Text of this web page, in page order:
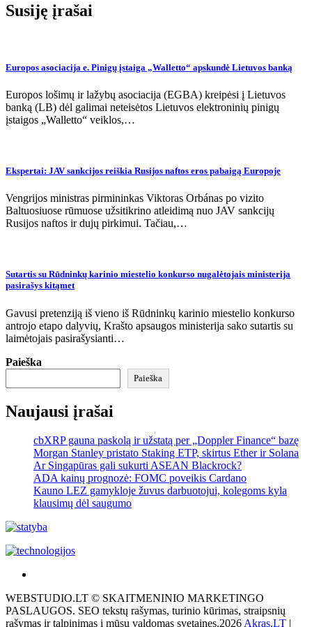
Susiję įrašai
Europos asociacija e. Pinigų įstaiga „Walletto“ apskundė Lietuvos banką
Europos lošimų ir lažybų asociacija (EGBA) kreipėsi į Lietuvos
banką (LB) dėl galimai neteisėtos Lietuvos elektroninių pinigų
įstaigos „Walletto“ veiklos,…
Ekspertai: JAV sankcijos reiškia Rusijos naftos eros pabaigą Europoje
Vengrijos ministras pirmininkas Viktoras Orbánas po vizito
Baltuosiuose rūmuose užsitikrino atleidimą nuo JAV sankcijų
Rusijos naftos ir dujų pirkimui. Tačiau,…
Sutartis su Rūdninkų karinio miestelio konkurso nugalėtojais ministerija
pasirašys kitąmet
Gavusi pretenziją iš vieno iš Rūdninkų karinio miestelio konkurso
antrojo etapo dalyvių, Krašto apsaugos ministerija sako sutartis su
laimėtojais pasirašysianti…
Paieška
Paieška
Naujausi įrašai
cbXRP gauna paskolą ir užstatą per „Doppler Finance“ bazę
Morgan Stanley pristato Staking ETP, skirtus Ether ir Solana
Ar Singapūras gali sukurti ASEAN Blackrock?
ADA kainų prognozė: FOMC poveikis Cardano
Kauno LEZ gamykloje žuvus darbuotojui, kolegoms kyla
klausimų dėl saugumo
tai
žemės
ploto
WEBSTUDIO.LT © SKAITMENINIO MARKETINGO
PASLAUGOS. SEO tekstų rašymas, turinio kūrimas, straipsnių
rašymas ir talpinimas į mūsų valdomas svetaines.2026Akras.LT